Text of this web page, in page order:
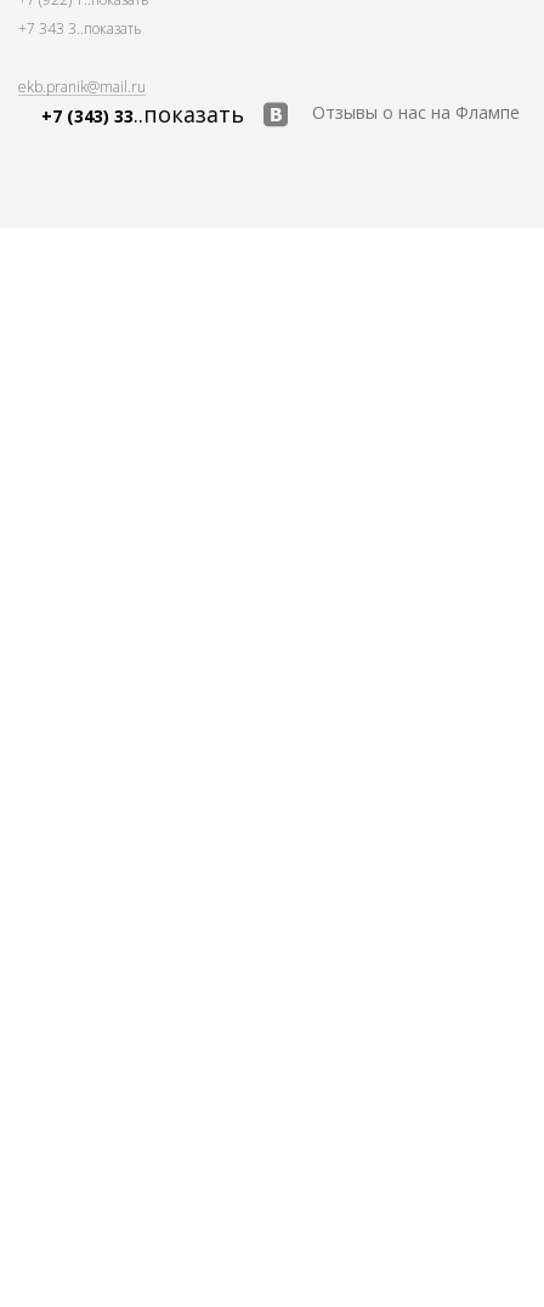
+7 343 3..показать
ekb.pranik@mail.ru
+7 (343) 33..показать Отзывы о нас на Флампе